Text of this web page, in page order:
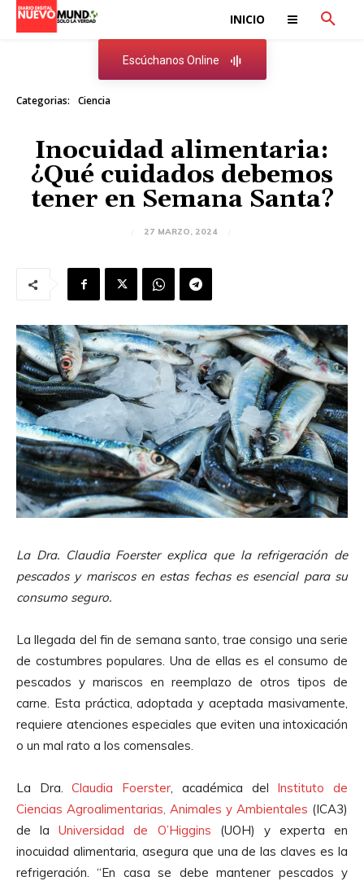
INICIO
Escúchanos Online
Categorias: Ciencia
Inocuidad alimentaria:
¿Qué cuidados debemos
tener en Semana Santa?
27 MARZO, 2024
La Dra. Claudia Foerster explica que la refrigeración de
pescados y mariscos en estas fechas es esencial para su
consumo seguro.
La llegada del fin de semana santo, trae consigo una serie
de costumbres populares. Una de ellas es el consumo de
pescados y mariscos en reemplazo de otros tipos de
carne. Esta práctica, adoptada y aceptada masivamente,
requiere atenciones especiales que eviten una intoxicación
o un mal rato a los comensales.
La Dra.Claudia Foerster , académica del Instituto de
Ciencias Agroalimentarias, Animales y Ambientales (ICA3)
de laUniversidad de O’Higgins (UOH) y experta en
inocuidad alimentaria, asegura que una de las claves es la
refrigeración. “En casa se debe mantener pescados y